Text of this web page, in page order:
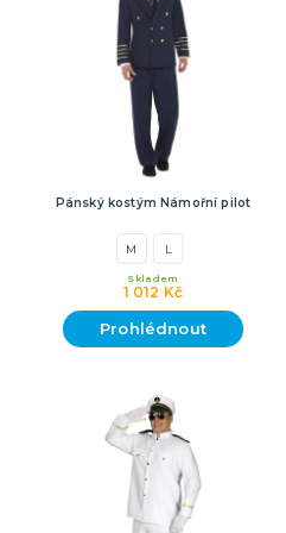
Pánský kostým Námořní pilot
M L
1 012 Kč
Skladem
Prohlédnout